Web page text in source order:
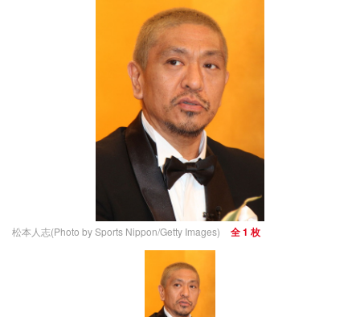
松本人志(Photo by Sports Nippon/Getty Images) 全 1 枚